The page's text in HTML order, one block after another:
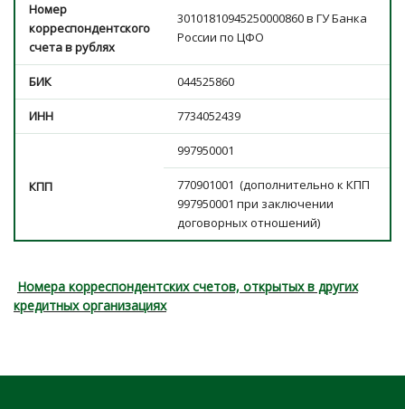
Номер
корреспондентского
счета в рублях
30101810945250000860 в ГУ Банка
России по ЦФО
БИК 044525860
ИНН 7734052439
КПП
997950001
770901001 (дополнительно к КПП
997950001 при заключении
договорных отношений)
Номера корреспондентских счетов, открытых в других
кредитных организациях